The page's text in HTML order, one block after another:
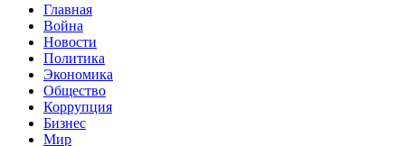
Главная
Война
Новости
Политика
Экономика
Общество
Коррупция
Бизнес
Мир